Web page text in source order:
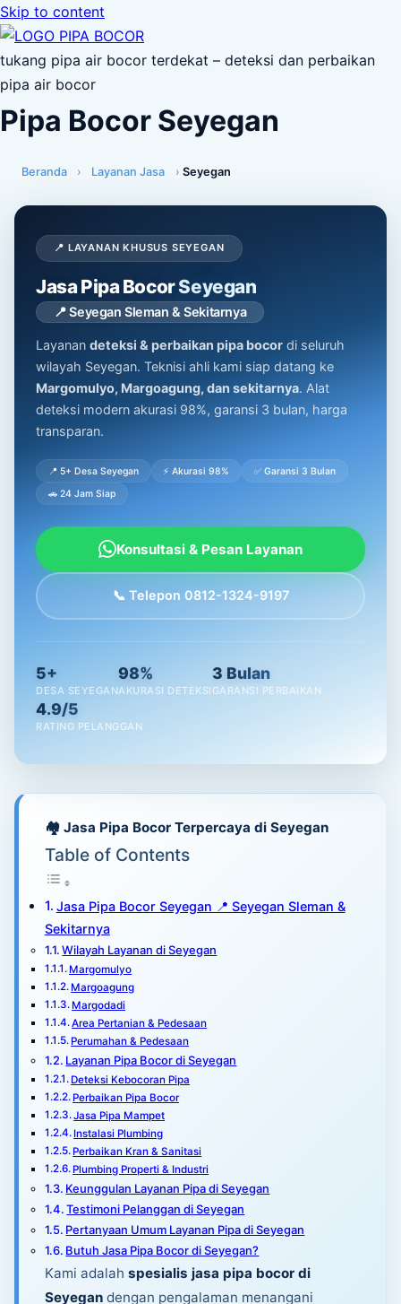
Skip to content
tukang pipa air bocor terdekat – deteksi dan perbaikan
pipa air bocor
Pipa Bocor Seyegan
Beranda › Layanan Jasa › Seyegan
📍 LAYANAN KHUSUS SEYEGAN
Jasa Pipa BocorSeyegan
📍 Seyegan Sleman & Sekitarnya
Layanan deteksi & perbaikan pipa bocor di seluruh
wilayah Seyegan. Teknisi ahli kami siap datang ke
Margomulyo, Margoagung, dan sekitarnya. Alat
deteksi modern akurasi 98%, garansi 3 bulan, harga
transparan.
📍 5+ Desa Seyegan ⚡ Akurasi 98%
✅ Garansi 3 Bulan
🚗 24 Jam Siap
Konsultasi & Pesan Layanan
📞 Telepon 0812-1324-9197
5+
DESA SEYEGAN
98%
AKURASI DETEKSI
3 Bulan
GARANSI PERBAIKAN
4.9/5
RATING PELANGGAN
🏘️ Jasa Pipa Bocor Terpercaya di Seyegan
Table of Contents
Jasa Pipa Bocor Seyegan 📍 Seyegan Sleman &
Sekitarnya
Wilayah Layanan di Seyegan
Margomulyo
Margoagung
Margodadi
Area Pertanian & Pedesaan
Perumahan & Pedesaan
Layanan Pipa Bocor di Seyegan
Deteksi Kebocoran Pipa
Perbaikan Pipa Bocor
Jasa Pipa Mampet
Instalasi Plumbing
Perbaikan Kran & Sanitasi
Plumbing Properti & Industri
Keunggulan Layanan Pipa di Seyegan
Testimoni Pelanggan di Seyegan
Pertanyaan Umum Layanan Pipa di Seyegan
Butuh Jasa Pipa Bocor di Seyegan?
Kami adalah spesialis jasa pipa bocor di
Seyegandengan pengalaman menangani